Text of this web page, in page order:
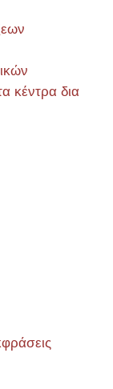
κέντρα δια